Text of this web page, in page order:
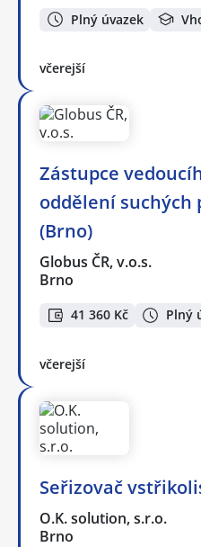
Plný úvazek
včerejší
Zástupce
oddělení suchých
(Brno)
Globus ČR, v.o.s.
Brno
41 360 Kč Plný
včerejší
Seřizovač
O.K. solution, s.r.o.
Brno